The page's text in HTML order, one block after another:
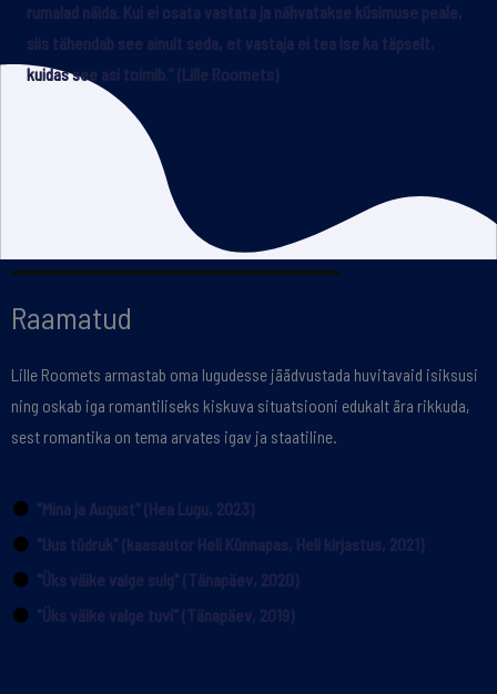
rumalad näida. Kui ei osata vastata ja nähvatakse küsimuse peale,
siis tähendab see ainult seda, et vastaja ei tea ise ka täpselt,
kuidas see asi toimib.” (Lille Roomets)
Raamatud
Lille Roomets armastab oma lugudesse jäädvustada huvitavaid isiksusi
ning oskab iga romantiliseks kiskuva situatsiooni edukalt ära rikkuda,
sest romantika on tema arvates igav ja staatiline.
"Mina ja August" (Hea Lugu, 2023)
"Uus tüdruk" (kaasautor Heli Künnapas, Heli kirjastus, 2021)
"Üks väike valge sulg" (Tänapäev, 2020)
"Üks väike valge tuvi" (Tänapäev, 2019)